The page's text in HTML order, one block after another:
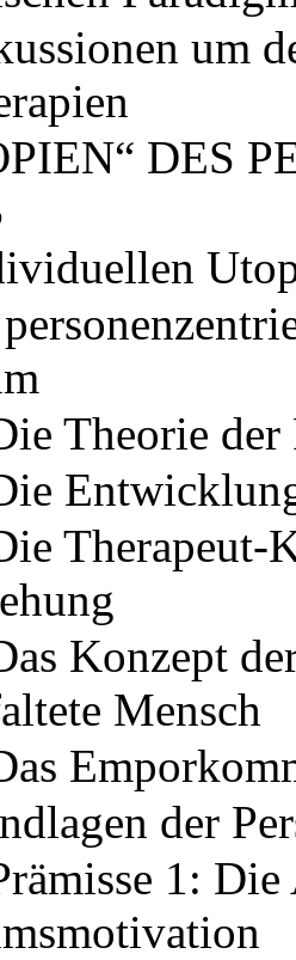
um
DES
Theorie
Therapeut-
Konzept
Mensch
der
1: